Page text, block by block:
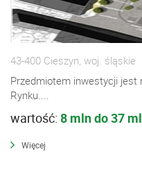
43-400 Cieszyn, woj. śląskie
Przedmiotem inwestycji jest
Rynku....
wartość: 8 mln do 37
Więcej